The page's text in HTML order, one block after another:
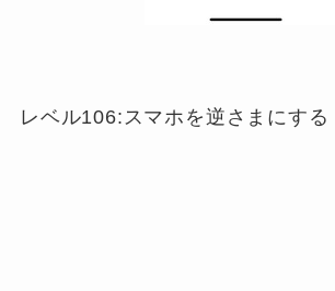
レベル106:スマホを逆さまにする